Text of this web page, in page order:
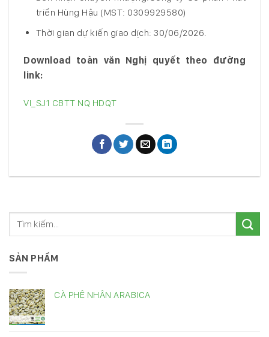
triển Hùng Hậu (MST: 0309929580)
Thời gian dự kiến giao dịch: 30/06/2026.
Download toàn văn Nghị quyết theo đường
link:
VI_SJ1 CBTT NQ HDQT
SẢN PHẨM
CÀ PHÊ NHÂN ARABICA